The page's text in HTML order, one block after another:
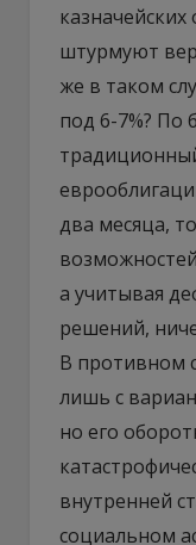
штурмуют
же в таком
под 6-7%? По
два месяца,
а учитывая
решений,
В противном
лишь с
но его
внутренней
социальном